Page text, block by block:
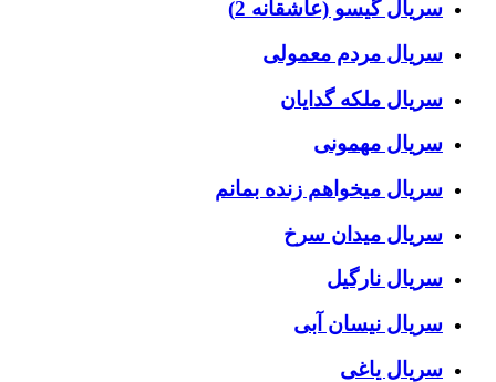
سریال گیسو (عاشقانه 2)
سریال مردم معمولی
سریال ملکه گدایان
سریال مهمونی
سریال میخواهم زنده بمانم
سریال میدان سرخ
سریال نارگیل
سریال نیسان آبی
سریال یاغی